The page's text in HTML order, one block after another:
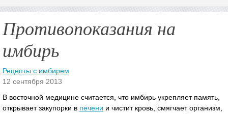
Противопоказания на
имбирь
Рецепты с имбирем
12 сентября 2013
В восточной медицине считается, что имбирь укрепляет память,
открывает закупорки в печени и чистит кровь, смягчает организм,